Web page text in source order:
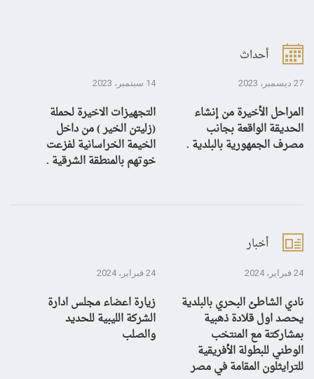
أحداث
27 ديسمبر، 2023
المراحل الأخيرة من إنشاء
الحديقة الواقعة بجانب
مصرف الجمهورية بالبلدية .
14 سبتمبر، 2023
التجهيزات الاخيرة لحملة
(زليتن الخير ) من داخل
الخيمة الخراسانية لفزعت
خوتهم بالمنطقة الشرقية .
أخبار
24 فبراير، 2024
نادي الشاطئ البحري بالبلدية
يحصد اول قلادة ذهبية
بمشاركتة مع المنتخب
الوطني للبطولة الأفريقية
للترايثلون المقامة في مصر
24 فبراير، 2024
زيارة اعضاء مجلس ادارة
الشركة الليبية للحديد
والصلب